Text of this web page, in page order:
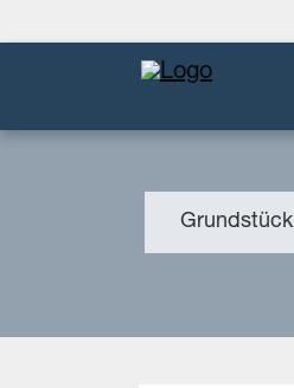
Grundstück